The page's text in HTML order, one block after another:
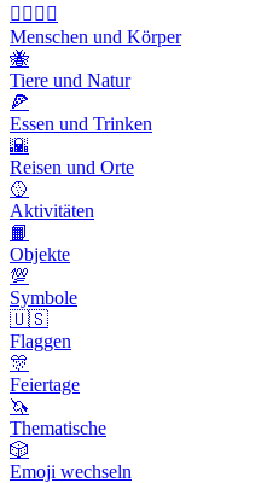
👩‍❤️‍💋‍👨
Menschen und Körper
🐝
Tiere und Natur
🍕
Essen und Trinken
🌇
Reisen und Orte
🥎
Aktivitäten
📙
Objekte
💯
Symbole
🇺🇸
Flaggen
🎊
Feiertage
🦄
Thematische
🎲
Emoji wechseln